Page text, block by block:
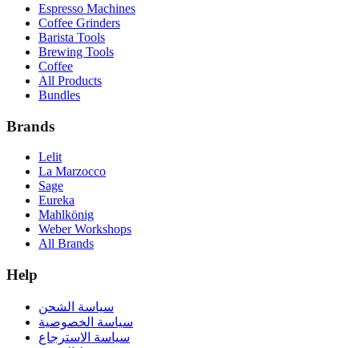
Espresso Machines
Coffee Grinders
Barista Tools
Brewing Tools
Coffee
All Products
Bundles
Brands
Lelit
La Marzocco
Sage
Eureka
Mahlkönig
Weber Workshops
All Brands
Help
سياسة الشحن
سياسة الخصوصية
سياسة الاسترجاع